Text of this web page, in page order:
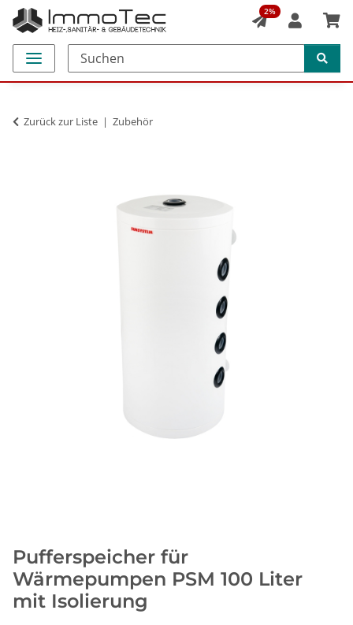
2%
Zurück zur Liste Zubehör
Pufferspeicher für
Wärmepumpen PSM 100 Liter
mit Isolierung